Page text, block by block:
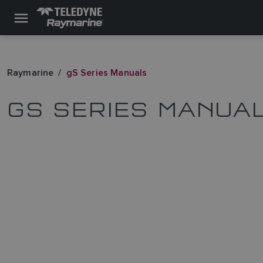
Raymarine gS Series Manuals
GS SERIES